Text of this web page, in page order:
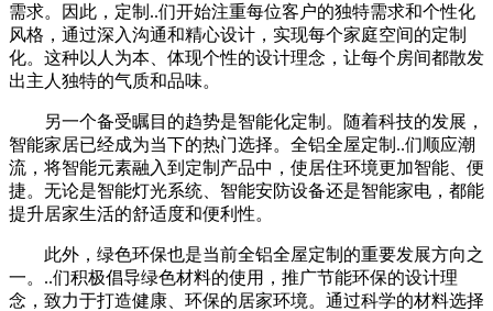
需求。因此，定制..们开始注重每位客户的独特需求和个性化
风格，通过深入沟通和精心设计，实现每个家庭空间的定制
化。这种以人为本、体现个性的设计理念，让每个房间都散发
出主人独特的气质和品味。
另一个备受瞩目的趋势是智能化定制。随着科技的发展，
智能家居已经成为当下的热门选择。全铝全屋定制..们顺应潮
流，将智能元素融入到定制产品中，使居住环境更加智能、便
捷。无论是智能灯光系统、智能安防设备还是智能家电，都能
提升居家生活的舒适度和便利性。
此外，绿色环保也是当前全铝全屋定制的重要发展方向之
一。..们积极倡导绿色材料的使用，推广节能环保的设计理
念，致力于打造健康、环保的居家环境。通过科学的材料选择